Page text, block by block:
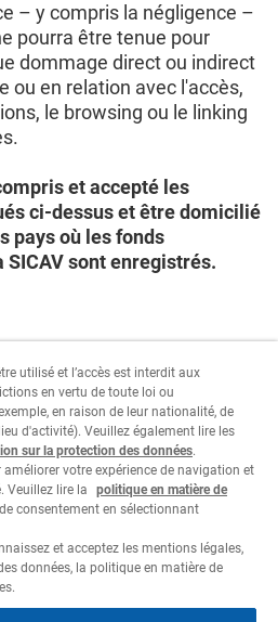
– y compris la négligence –
pourra être tenue pour
dommage direct ou indirect
ou en relation avec l'accès,
le browsing ou le linking
et accepté les
ci-dessus et être domicilié
pays où les fonds
sont enregistrés.
les paramètres relatifs
J'accepte
refuse
utilisé et l’accès est interdit aux
en vertu de toute loi ou
en raison de leur nationalité, de
d'activité). Veuillez également lire les
sur la protection des données.
votre expérience de navigation et
Veuillez lire la
politique en matière de
consentement en sélectionnant
et acceptez les mentions légales,
données, la politique en matière de